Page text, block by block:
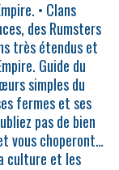
• Clans
des Rumsters
très étendus et
Guide du
simples du
fermes et ses
pas de bien
vous choperont…
culture et les